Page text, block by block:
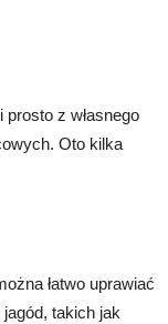
z własnego
Oto kilka
łatwo uprawiać
takich jak